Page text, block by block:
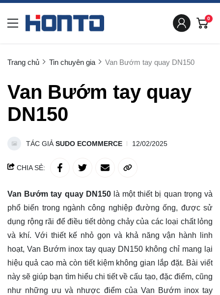
0
Trang chủ Tin chuyên gia Van Bướm tay quay DN150
Van Bướm tay quay
DN150
TÁC GIẢ SUDO ECOMMERCE 12/02/2025
CHIA SẺ:
Van Bướm tay quay DN150là một thiết bị quan trọng và
phổ biến trong ngành công nghiệp đường ống, được sử
dụng rộng rãi để điều tiết dòng chảy của các loại chất lỏng
và khí. Với thiết kế nhỏ gọn và khả năng vận hành linh
hoạt, Van Bướm inox tay quay DN150 không chỉ mang lại
hiệu quả cao mà còn tiết kiệm không gian lắp đặt. Bài viết
này sẽ giúp bạn tìm hiểu chi tiết về cấu tạo, đặc điểm, cũng
như những ưu và nhược điểm của Van Bướm inox tay